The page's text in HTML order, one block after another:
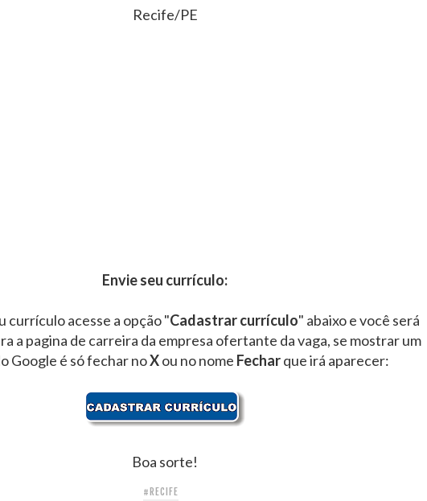
Recife/PE
Envie seu currículo:
currículo acesse a opção "Cadastrar currículo" abaixo e você será
a pagina de carreira da empresa ofertante da vaga, se mostrar um
Google é só fechar noXou no nome Fecharque irá aparecer:
Boa sorte!
#RECIFE